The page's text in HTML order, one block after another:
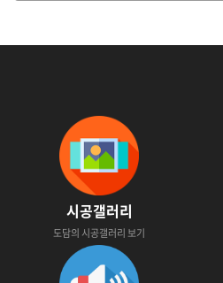
시공갤러리
도담의 시공갤러리 보기